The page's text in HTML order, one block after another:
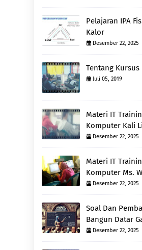
Pelajaran IPA
Kalor
Desember 22, 2025
Tentang
Juli 05, 2019
Materi IT
Komputer Kali
Desember 22, 2025
Materi IT
Komputer Ms.
Desember 22, 2025
Soal Dan
Bangun Datar
Desember 22, 2025